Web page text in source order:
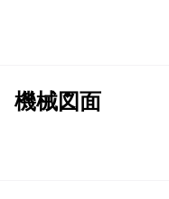
機械図面